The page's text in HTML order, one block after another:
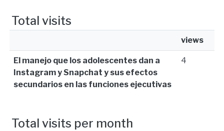
Total visits
views
El manejo que los adolescentes dan a
Instagram y Snapchat y sus efectos
secundarios en las funciones ejecutivas
4
Total visits per month